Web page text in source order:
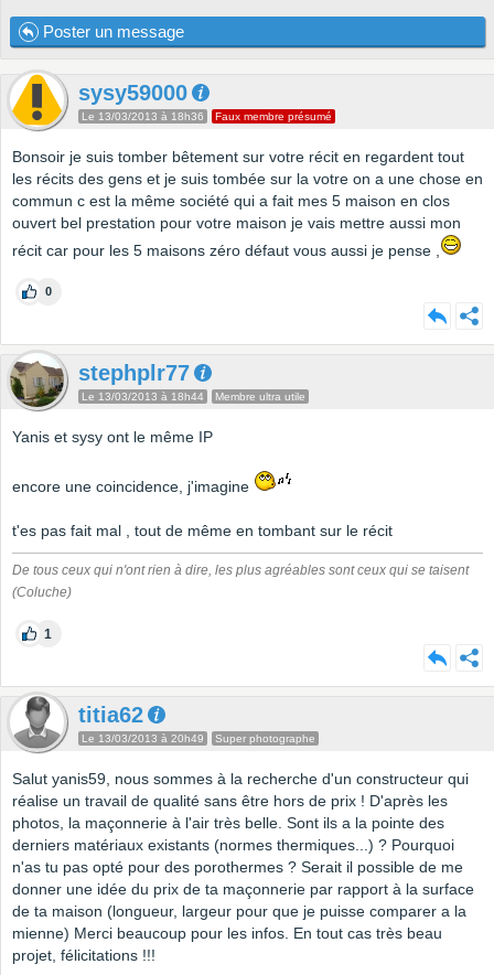
Poster un message
sysy59000
Le 13/03/2013 à 18h36 Faux membre présumé
Bonsoir je suis tomber bêtement sur votre récit en regardent tout
les récits des gens et je suis tombée sur la votre on a une chose en
commun c est la même société qui a fait mes 5 maison en clos
ouvert bel prestation pour votre maison je vais mettre aussi mon
récit car pour les 5 maisons zéro défaut vous aussi je pense ,
0
stephplr77
Le 13/03/2013 à 18h44 Membre ultra utile
Yanis et sysy ont le même IP
encore une coincidence, j'imagine
t'es pas fait mal , tout de même en tombant sur le récit
De tous ceux qui n'ont rien à dire, les plus agréables sont ceux qui se taisent
(Coluche)
1
titia62
Le 13/03/2013 à 20h49 Super photographe
Salut yanis59, nous sommes à la recherche d'un constructeur qui
réalise un travail de qualité sans être hors de prix ! D'après les
photos, la maçonnerie à l'air très belle. Sont ils a la pointe des
derniers matériaux existants (normes thermiques...) ? Pourquoi
n'as tu pas opté pour des porothermes ? Serait il possible de me
donner une idée du prix de ta maçonnerie par rapport à la surface
de ta maison (longueur, largeur pour que je puisse comparer a la
mienne) Merci beaucoup pour les infos. En tout cas très beau
projet, félicitations !!!